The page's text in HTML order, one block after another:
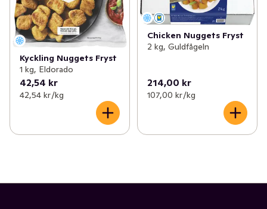
Kyckling Nuggets Fryst
1 kg, Eldorado
42,54 kr
42,54 kr /kg
Chicken Nuggets Fryst
2 kg, Guldfågeln
214,00 kr
107,00 kr /kg